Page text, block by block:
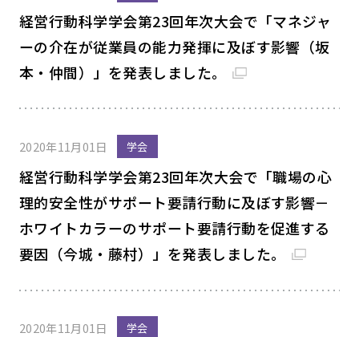
経営行動科学学会第23回年次大会で「マネジャ
ーの介在が従業員の能力発揮に及ぼす影響（坂
本・仲間）」を発表しました。
2020年11月01日 学会
経営行動科学学会第23回年次大会で「職場の心
理的安全性がサポート要請行動に及ぼす影響－
ホワイトカラーのサポート要請行動を促進する
要因（今城・藤村）」を発表しました。
2020年11月01日 学会